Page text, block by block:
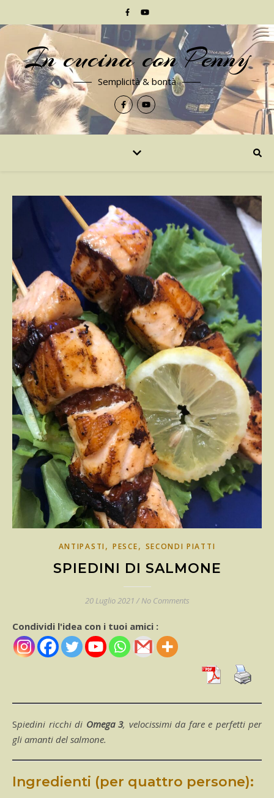
In cucina con Penny
Semplicità & bontà
ANTIPASTI, PESCE, SECONDI PIATTI
SPIEDINI DI SALMONE
20 Luglio 2021 / No Comments
Condividi l'idea con i tuoi amici :
Spiedini ricchi di Omega 3, velocissimi da fare e perfetti per
gli amanti del salmone.
Ingredienti (per quattro persone):